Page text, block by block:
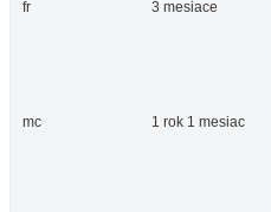
fr 3 mesiace
mc 1 rok 1 mesiac